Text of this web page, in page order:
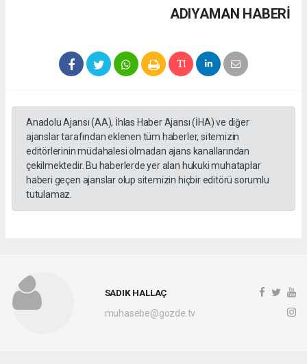
ADIYAMAN HABERİ
Anadolu Ajansı (AA), İhlas Haber Ajansı (İHA) ve diğer
ajanslar tarafından eklenen tüm haberler, sitemizin
editörlerinin müdahalesi olmadan ajans kanallarından
çekilmektedir. Bu haberlerde yer alan hukuki muhataplar
haberi geçen ajanslar olup sitemizin hiçbir editörü sorumlu
tutulamaz.
SADIK HALLAÇ
muhasebe@gozde.tv